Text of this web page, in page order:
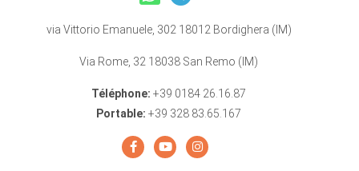
via Vittorio Emanuele, 302 18012 Bordighera (IM)
Via Rome, 32 18038 San Remo (IM)
Téléphone: +39 0184 26.16.87
Portable: +39 328 83.65.167